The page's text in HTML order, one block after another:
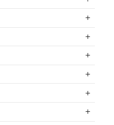
鳥取県東伯郡湯梨浜町⼤字
RC造
2
所有権